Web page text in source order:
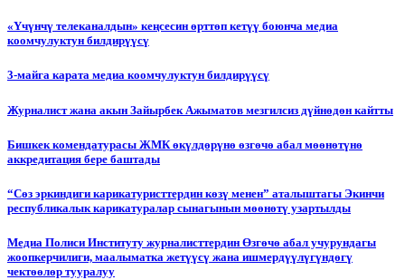
«Үчүнчү телеканалдын» кеңсесин өрттөп кетүү боюнча медиа
коомчулуктун билдирүүсү
3-майга карата медиа коомчулуктун билдирүүсү
Журналист жана акын Зайырбек Ажыматов мезгилсиз дүйнөдөн кайтты
Бишкек комендатурасы ЖМК өкүлдөрүнө өзгөчө абал мөөнөтүнө
аккредитация бере баштады
“Сөз эркиндиги карикатуристтердин көзү менен” аталыштагы Экинчи
республикалык карикатуралар сынагынын мөөнөтү узартылды
Медиа Полиси Институту журналисттердин Өзгөчө абал учурундагы
жоопкерчилиги, маалыматка жетүүсү жана ишмердүүлүгүндөгү
чектөөлөр тууралуу